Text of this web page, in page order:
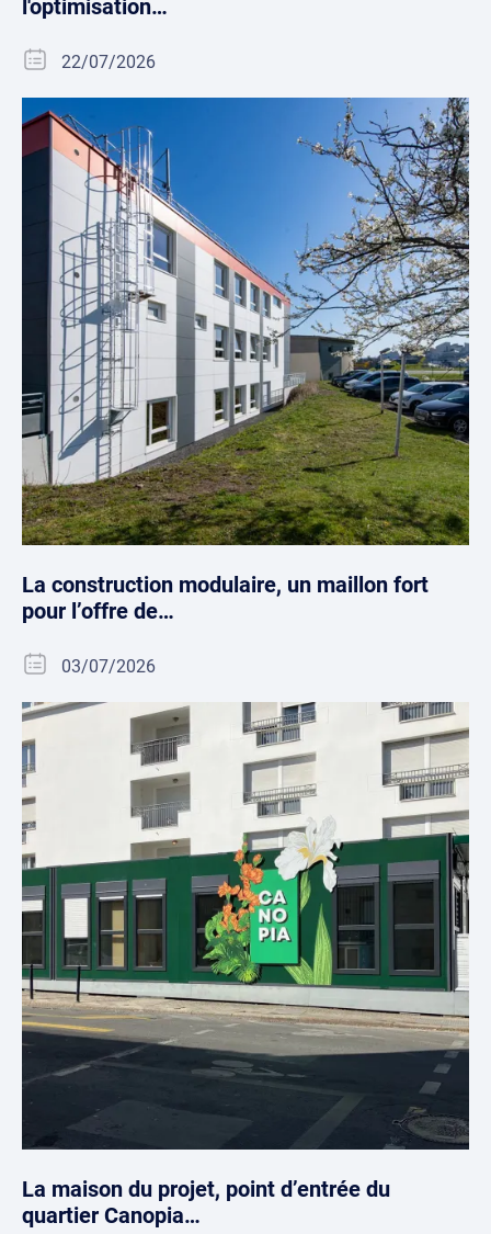
l'optimisation…
22/07/2026
La construction modulaire, un maillon fort
pour l’offre de…
03/07/2026
La maison du projet, point d’entrée du
quartier Canopia…